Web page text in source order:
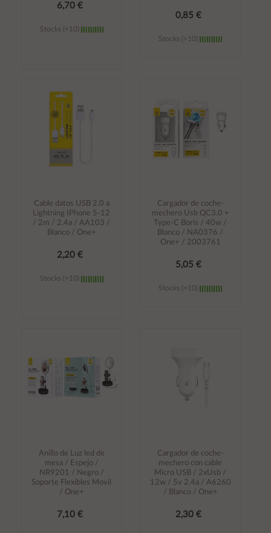
6,70 €
Stocks (+10)
carrito
0,85 €
Stocks (+10)
Cable datos USB 2.0 a
Lightning IPhone 5-12
/ 2m / 2.4a / AA103 /
Blanco / One+
2,20 €
Stocks (+10)
Cargador de coche-
mechero Usb QC3.0 +
Type-C Boris / 40w /
Blanco / NA0376 /
One+ / 2003761
5,05 €
Stocks (+10)
Anillo de Luz led de
mesa / Espejo /
NR9201 / Negro /
Soporte Flexibles Movil
/ One+
7,10 €
Cargador de coche-
mechero con cable
Micro USB / 2xUsb /
12w / 5v 2.4a / A6260
/ Blanco / One+
2,30 €